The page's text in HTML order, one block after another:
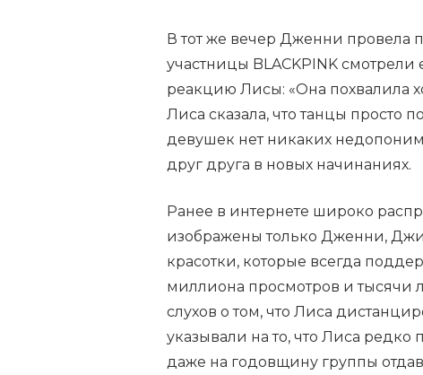
В тот же вечер Дженни провела
участницы BLACKPINK
реакцию Лисы: «Она похвалила
Лиса сказала, что танцы просто
девушек нет никаких
друг друга в новых начинаниях.
Ранее в интернете широко
изображены только Дженни,
красотки, которые всегда
миллиона просмотров и тысячи
слухов о том, что Лиса
указывали на то, что Лиса редко
даже на годовщину группы